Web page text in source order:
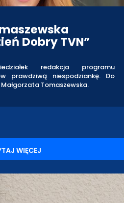
Dobry TVN”
redakcja programu
prawdziwą niespodziankę. Do
Małgorzata Tomaszewska.
WIĘCEJ